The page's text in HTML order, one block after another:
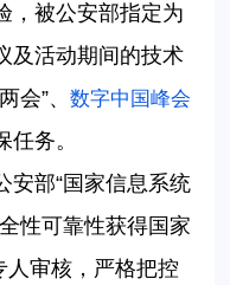
，被公安部指定为
及活动期间的技术
会”、数字中国峰会
务。
安部“国家信息系统
全性可靠性获得国家
人审核，严格把控